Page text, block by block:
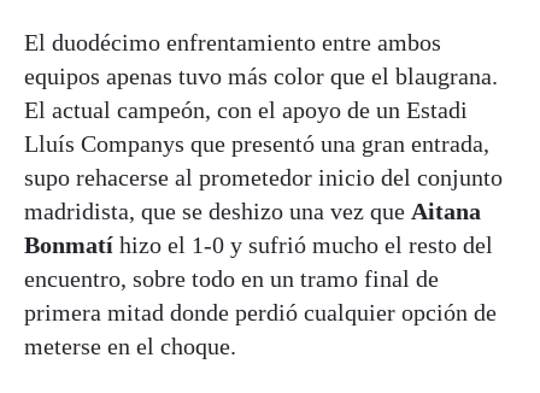
El duodécimo enfrentamiento entre ambos
equipos apenas tuvo más color que el blaugrana.
El actual campeón, con el apoyo de un Estadi
Lluís Companys que presentó una gran entrada,
supo rehacerse al prometedor inicio del conjunto
madridista, que se deshizo una vez que Aitana
Bonmatí hizo el 1-0 y sufrió mucho el resto del
encuentro, sobre todo en un tramo final de
primera mitad donde perdió cualquier opción de
meterse en el choque.